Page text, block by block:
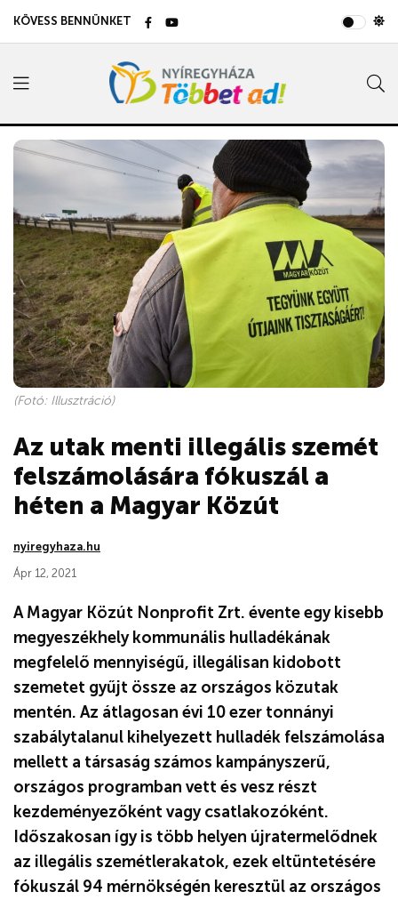
KÖVESS BENNÜNKET
(Fotó: Illusztráció)
Az utak menti illegális szemét
felszámolására fókuszál a
héten a Magyar Közút
nyiregyhaza.hu
Ápr 12, 2021
A Magyar Közút Nonprofit Zrt. évente egy kisebb
megyeszékhely kommunális hulladékának
megfelelő mennyiségű, illegálisan kidobott
szemetet gyűjt össze az országos közutak
mentén. Az átlagosan évi 10 ezer tonnányi
szabálytalanul kihelyezett hulladék felszámolása
mellett a társaság számos kampányszerű,
országos programban vett és vesz részt
kezdeményezőként vagy csatlakozóként.
Időszakosan így is több helyen újratermelődnek
az illegális szemétlerakatok, ezek eltüntetésére
fókuszál 94 mérnökségén keresztül az országos